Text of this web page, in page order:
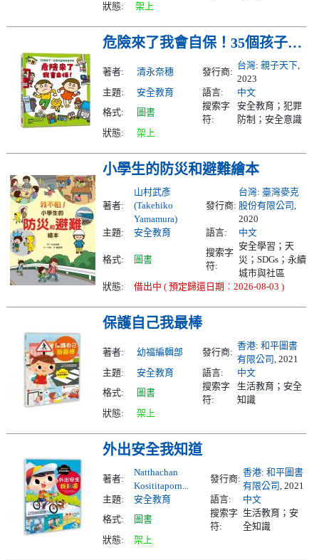
狀態:
架上
危險來了我會自保！35個孩子一定要知道的防身守則
著者: 清永奈穗 發行商:
台灣: 親子天下,
2023
主題:
安全教育 語言:
中文
格式:
圖書
搜索字
符:
安全教育；犯罪
防制；安全意識
狀態:
架上
小學生的防災和避難繪本
著者:
山村武彥
(Takehiko
Yamamura)
發行商:
台灣: 臺灣麥克
股份有限公司,
2020
主題:
安全教育 語言: 中文
格式: 圖書
搜索字
符:
安全學習；天
災；SDGs；永續
城市與社區
狀態:
借出中 ( 預定歸還日期︰2026-08-03 )
保護自己我最棒
著者: 幼福編輯部 發行商:
香港: 和平圖書
有限公司, 2021
主題:
安全教育 語言:
中文
格式:
圖書
搜索字
符:
生活教育；安全
知識
狀態:
架上
外出安全我知道
著者:
Natthachan
Kosititaporn...
發行商:
香港: 和平圖書
有限公司, 2021
主題:
安全教育 語言:
中文
格式:
圖書
搜索字
符:
生活教育；安
全知識
狀態:
架上